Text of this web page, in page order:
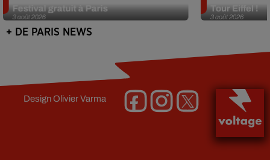
3 août 2026
Festival gratuit à Paris
3 août 2026
Tour Eiffel !
+ DE PARIS NEWS
DesignOlivier Varma